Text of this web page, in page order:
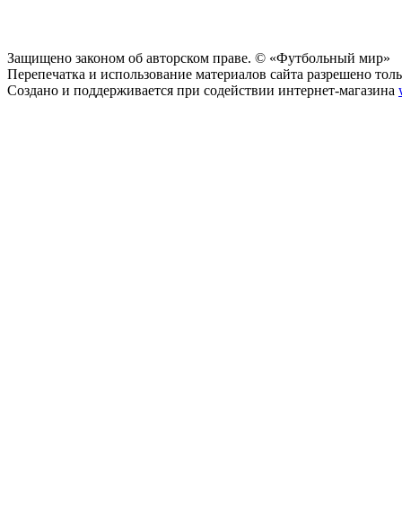
Защищено законом об авторском праве. © «Футбольный мир»
Перепечатка и использование материалов сайта разрешено
Создано и поддерживается при содействии интернет-магазина